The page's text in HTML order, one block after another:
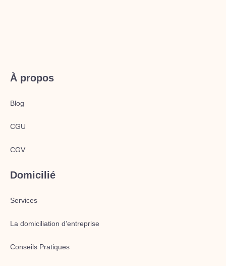
À propos
Blog
CGU
CGV
Domicilié
Services
La domiciliation d’entreprise
Conseils Pratiques